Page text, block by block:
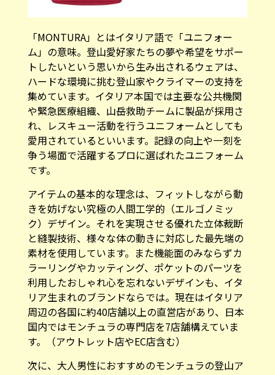
「MONTURA」とはイタリア語で「ユニフォー
ム」の意味。登山愛好家たちの夢や希望をサポー
トしたいという思いから生み出されるウェアは、
ハードな環境に挑む登山家やクライマーの支持を
集めています。イタリア本国では主要な公共機関
や緊急医療組織、山岳救助チームに製品が採用さ
れ、レスキュー活動を行うユニフォームとしても
愛用されているといいます。記録の向上や一刻を
争う場面で活躍するプロに選ばれたユニフォーム
です。
アイテムの基本的な理念は、フィットしながら動
きを妨げない究極の人間工学的（エルゴノミッ
ク）デザイン。それを実現させる優れた立体裁断
と縫製技術、様々な体の動きに対応した最先端の
素材を使用しています。また機能面のみならずカ
ラーリングやカッティング、ポケットのパーツを
利用したおしゃれ心を忘れないデザインも、イタ
リア生まれのブランドならでは。現在はイタリア
周辺の各国に約40店舗以上の直営店があり、日本
国内ではモンチュラの専門店を7店舗構えていま
す。（アウトレット店やEC店含む）
次に、大人男性におすすめのモンチュラの登山ア